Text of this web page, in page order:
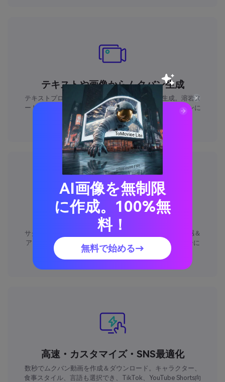
テキストや画像からムクバン生成
テキストプロンプトや画像からムクバン動画を生成。溶岩ヌ
ードル、激辛ラーメン、寿司など、さまざまな食事シーンに
対応。
本格的なASMR効果＆フード表現
サクサク・ズルズル・ジュージューの食事音を、輝く質感＆
アップでリアル再現。ASMRムクバン好きやクリエイターに
最適。
高速・カスタマイズ・SNS最適化
数秒でムクバン動画を作成＆ダウンロード。キャラクター、
食事スタイル、言語も選択でき、TikTok、YouTube Shorts向
AI画像を無制限
に作成。100%無
料！
無料で始める→